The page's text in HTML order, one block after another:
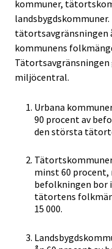
kommuner,
tätortsavgränsningen
kommunens
Tätortsavgränsningen
miljöcentral.
Urbana
90 procent av
den största
minst 60 procent,
befolkningen bor
tätortens
15 000.